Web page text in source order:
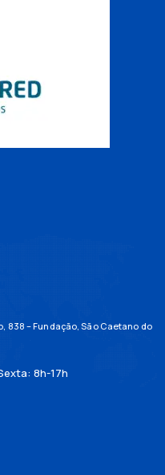
838 – Fundação, São Caetano do
8h-17h